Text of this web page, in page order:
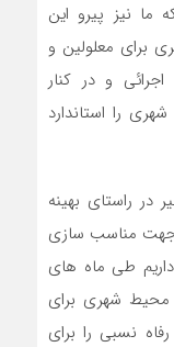
ما نیز پیرو این
برای معلولین و
و در کنار
را استاندارد
در راستای بهینه
جهت مناسب سازی
طی ماه های
محیط شهری برای
نسبی را برای